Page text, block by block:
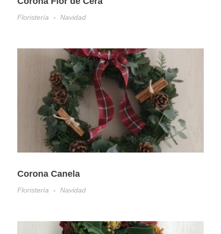
Floristería Navidad
Corona Canela
Floristería Navidad